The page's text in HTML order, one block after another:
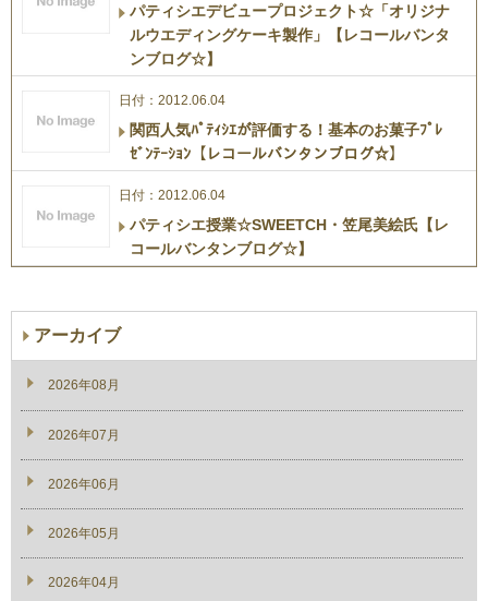
パティシエデビュープロジェクト☆「オリジナ
ルウエディングケーキ製作」【レコールバンタ
ンブログ☆】
日付：2012.06.04
関西人気ﾊﾟﾃｨｼｴが評価する！基本のお菓子ﾌﾟﾚ
ｾﾞﾝﾃｰｼｮﾝ【レコールバンタンブログ☆】
日付：2012.06.04
パティシエ授業☆SWEETCH・笠尾美絵氏【レ
コールバンタンブログ☆】
アーカイブ
2026年08月
2026年07月
2026年06月
2026年05月
2026年04月